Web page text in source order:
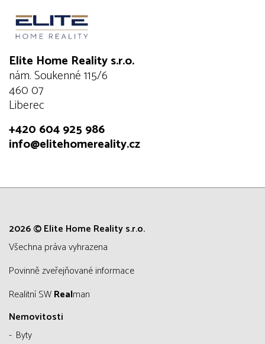
Elite Home Reality s.r.o.
nám. Soukenné 115/6
460 07
Liberec
+420 604 925 986
info@elitehomereality.cz
2026 © Elite Home Reality s.r.o.
všechna práva vyhrazena
Povinně zveřejňované informace
Realitní SWRealman
Nemovitosti
Byty